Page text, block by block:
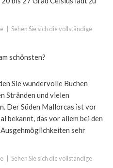
Sehen Sie sich die vollständige
schönsten?
Sie wundervolle Buchen
Stränden und vielen
Der Süden Mallorcas ist vor
bekannt, das vor allem bei den
sehr
Sehen Sie sich die vollständige